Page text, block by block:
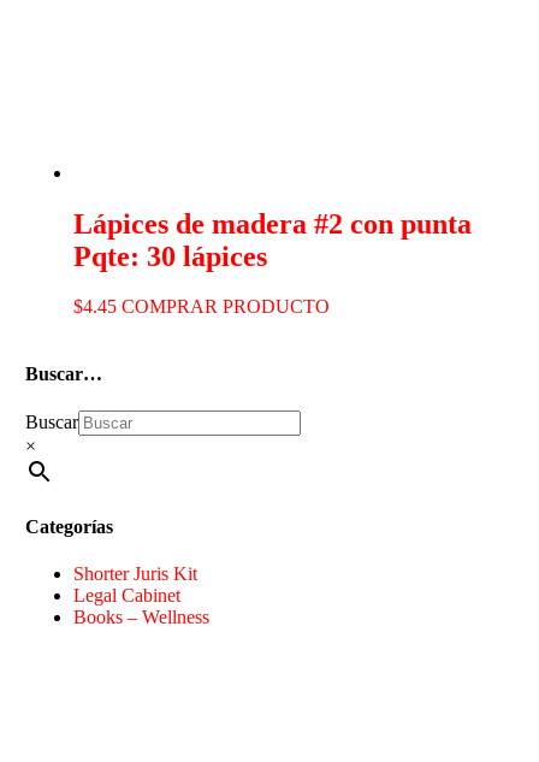
Lápices de madera #2 con punta
Pqte: 30 lápices
$4.45 COMPRAR PRODUCTO
Buscar…
Buscar
×
Categorías
Shorter Juris Kit
Legal Cabinet
Books – Wellness